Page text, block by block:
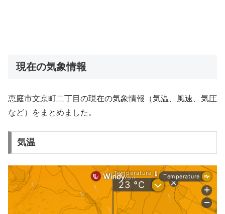
現在の気象情報
恵庭市文京町二丁目の現在の気象情報（気温、風速、気圧
など）をまとめました。
気温